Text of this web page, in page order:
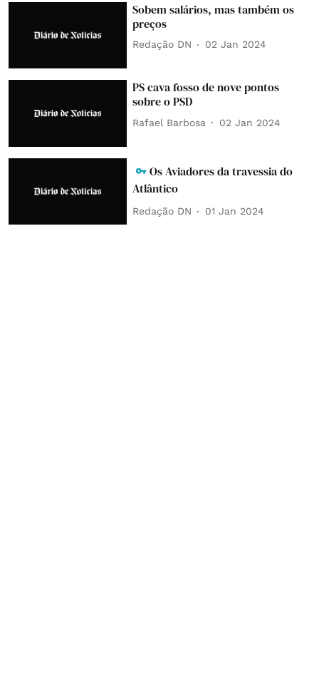
Sobem salários, mas também os
preços
Redação DN 02 Jan 2024
PS cava fosso de nove pontos
sobre o PSD
Rafael Barbosa 02 Jan 2024
Os Aviadores da travessia do
Atlântico
Redação DN 01 Jan 2024